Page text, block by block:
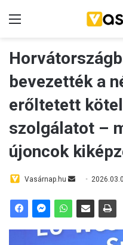
bevezették a
erőltetett
szolgálatot –
újoncok
Vasárnap.hu